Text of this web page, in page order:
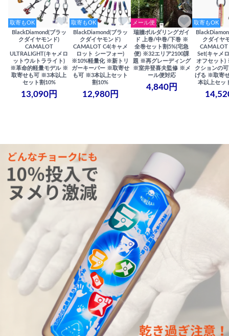
取寄もOK
BlackDiamond(ブラッ
クダイヤモンド)
CAMALOT
ULTRALIGHT(キャメロ
ットウルトラライト)
※革命的軽量モデル ※
取寄せも可 ※3本以上
セット割10%
13,090円
取寄もOK
BlackDiamond(ブラッ
クダイヤモンド)
CAMALOT C4(キャメ
ロット シーフォー)
※10%軽量化 ※新トリ
ガーキーパー ※取寄せ
も可 ※3本以上セット
割10%
12,980円
メール便
瑞牆ボルダリングガイ
ド 上巻/中巻/下巻 ※
全巻セット割5%(宅急
便) ※32エリア2100課
題 ※再グレーディング
※室井登喜夫監修 ※メ
ール便対応
4,840円
取寄もOK
クダイヤ
Set(キャメ
オフセット)
クションの
げる ※取寄
本以上セッ